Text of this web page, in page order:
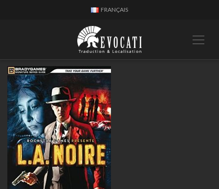
FRANÇAIS